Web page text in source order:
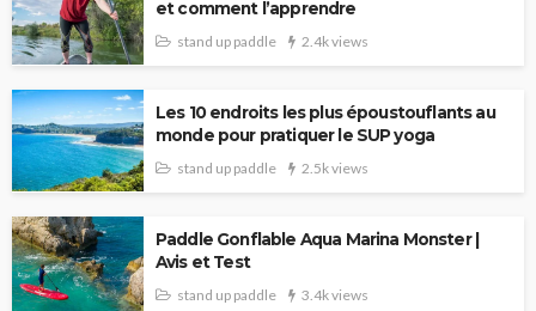
et comment l’apprendre
stand up paddle 2.4k views
Les 10 endroits les plus époustouflants au
monde pour pratiquer le SUP yoga
stand up paddle 2.5k views
Paddle Gonflable Aqua Marina Monster |
Avis et Test
stand up paddle 3.4k views